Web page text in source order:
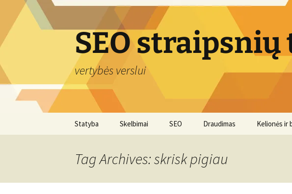
content
SEO
vertybės verslui
Statyba Skelbimai SEO Draudimas Kelionės ir
Tag Archives: skrisk pigiau